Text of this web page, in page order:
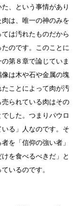
、という事情があり
は、唯一の神のみを
は汚れたものだから
のです。このことに
第８章で論じていま
は木や石や金属の塊
ことによって肉が汚
られている肉はその
した。つまりパウロ
る」人なのです。そ
を「信仰の強い者」
を食べるべきだ」と
いるのです。